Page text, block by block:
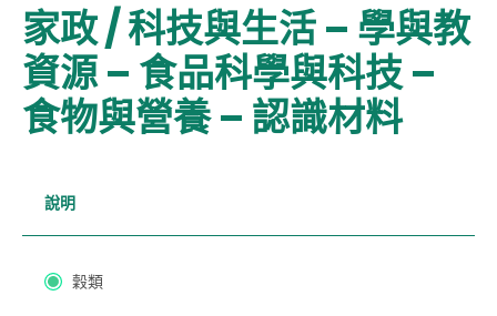
家政 / 科技與生活 – 學與教
資源 – 食品科學與科技 –
食物與營養 – 認識材料
說明
穀類